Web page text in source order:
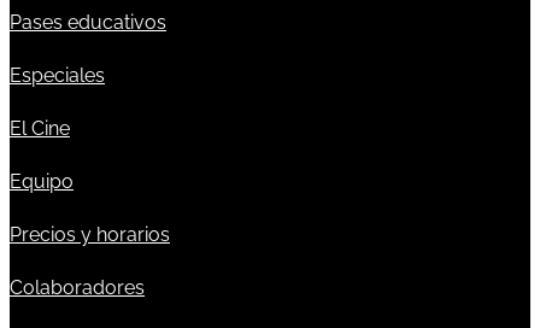
Pases educativos
Especiales
El Cine
Equipo
Precios y horarios
Colaboradores